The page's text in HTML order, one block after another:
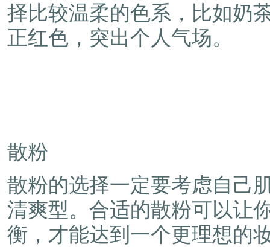
择比较温柔的色系，比如奶
正红色，突出个人气场。
散粉
散粉的选择一定要考虑自己
清爽型。合适的散粉可以让
衡，才能达到一个更理想的